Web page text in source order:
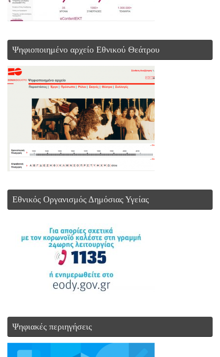
Ψηφιοποιημένο αρχείο Εθνικού Θεάτρου
Εθνικός Οργανισμός Δημόσιας Υγείας
Ψηφιακές περιηγήσεις